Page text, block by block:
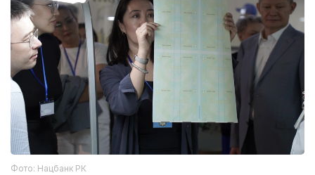
Фото: Нацбанк РК